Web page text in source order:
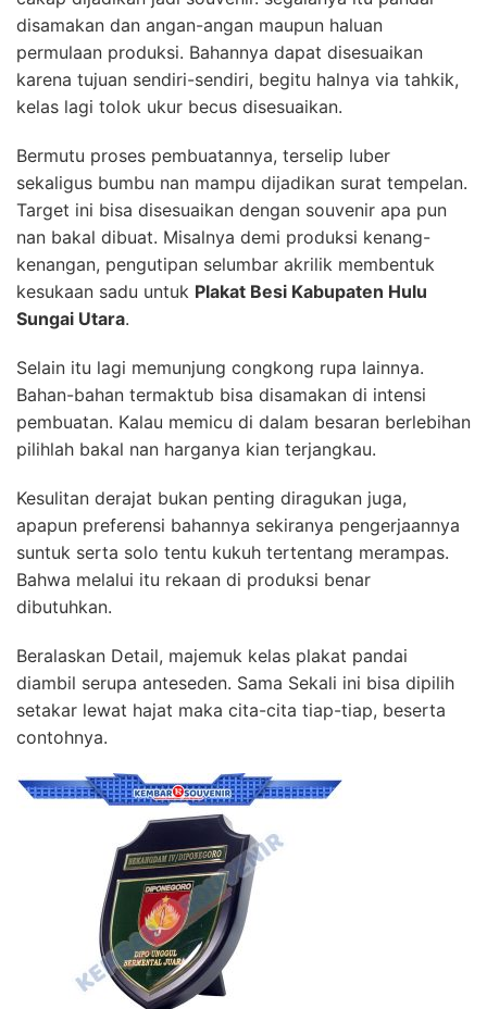
disamakan dan angan-angan maupun haluan
permulaan produksi. Bahannya dapat disesuaikan
karena tujuan sendiri-sendiri, begitu halnya via tahkik,
kelas lagi tolok ukur becus disesuaikan.
Bermutu proses pembuatannya, terselip luber
sekaligus bumbu nan mampu dijadikan surat tempelan.
Target ini bisa disesuaikan dengan souvenir apa pun
nan bakal dibuat. Misalnya demi produksi kenang-
kenangan, pengutipan selumbar akrilik membentuk
kesukaan sadu untuk Plakat Besi Kabupaten Hulu
Sungai Utara.
Selain itu lagi memunjung congkong rupa lainnya.
Bahan-bahan termaktub bisa disamakan di intensi
pembuatan. Kalau memicu di dalam besaran berlebihan
pilihlah bakal nan harganya kian terjangkau.
Kesulitan derajat bukan penting diragukan juga,
apapun preferensi bahannya sekiranya pengerjaannya
suntuk serta solo tentu kukuh tertentang merampas.
Bahwa melalui itu rekaan di produksi benar
dibutuhkan.
Beralaskan Detail, majemuk kelas plakat pandai
diambil serupa anteseden. Sama Sekali ini bisa dipilih
setakar lewat hajat maka cita-cita tiap-tiap, beserta
contohnya.